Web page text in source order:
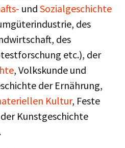
und Sozialgeschichte
des
des
etc.), der
, Volkskunde und
der Ernährung,
Kultur, Feste
Kunstgeschichte